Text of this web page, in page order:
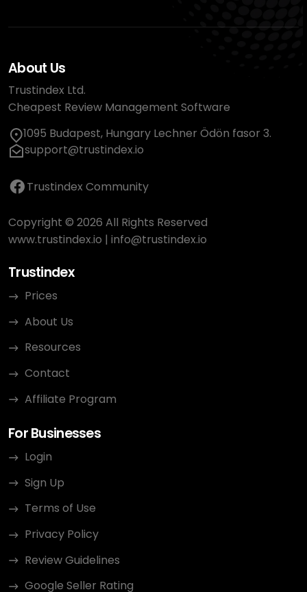
About Us
Trustindex Ltd.
Cheapest Review Management Software
1095 Budapest, Hungary Lechner Ödön fasor 3.
support@trustindex.io
Trustindex Community
Copyright © 2026 All Rights Reserved
www.trustindex.io | info@trustindex.io
Trustindex
Prices
About Us
Resources
Contact
Affiliate Program
For Businesses
Login
Sign Up
Terms of Use
Privacy Policy
Review Guidelines
Google Seller Rating